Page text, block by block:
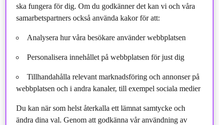
Här finner du information om driftstörningar. Vi uppdaterar
löpande om en tjänst inte fungerar på grund av underhållsarbete
Senaste händelser
ska fungera för dig. Om du godkänner det kan vi och våra
samarbetspartners också använda kakor för att:
Analysera hur våra besökare använder webbplatsen
Personalisera innehållet på webbplatsen för just dig
Tillhandahålla relevant marknadsföring och annonser på
webbplatsen och i andra kanaler, till exempel sociala medier
Du kan när som helst återkalla ett lämnat samtycke och
ändra dina val. Genom att godkänna vår användning av